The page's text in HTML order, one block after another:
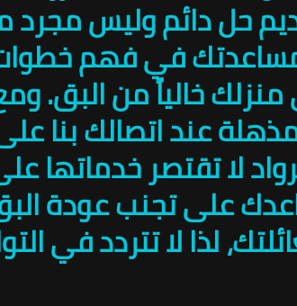
حل دائم وليس مجرد
في فهم خطوات
خالياً من البق.
عند اتصالك بنا
الرواد لا تقتصر
على تجنب عودة
لذا لا تتردد في